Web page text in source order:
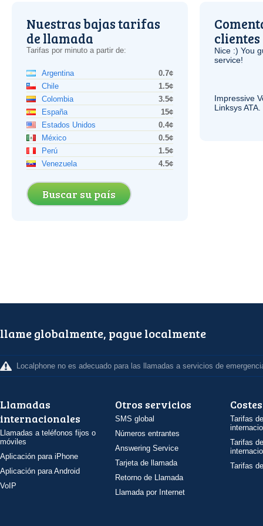
Nuestras bajas tarifas
de llamada
Tarifas por minuto a partir de:
Argentina
0.7¢
Chile
1.5¢
Colombia
3.5¢
España
15¢
Estados Unidos
0.4¢
México
0.5¢
Perú
1.5¢
Venezuela
4.5¢
Buscar su país
clientes
Nice :) You
service!
Impressive
LinksysATA
llame globalmente, pague localmente
Localphone no es adecuado para las llamadas a servicios de
Llamadas
internacionales
Llamadas a teléfonos fijos o
móviles
Aplicación para iPhone
Aplicación para Android
VoIP
Otros servicios
SMS global
Números entrantes
Answering Service
Tarjeta de llamada
Retorno de Llamada
Llamada por Internet
Costes
Tarifas
Tarifas
Tarifas